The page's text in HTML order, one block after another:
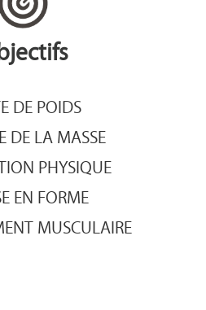
DE POIDS
DE LA MASSE
PHYSIQUE
EN FORME
MUSCULAIRE